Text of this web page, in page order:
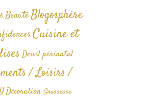
BeautéBlogosphère
Cuisine et
Deuil périnatal
/ Loisirs /
Décoration Grossesse